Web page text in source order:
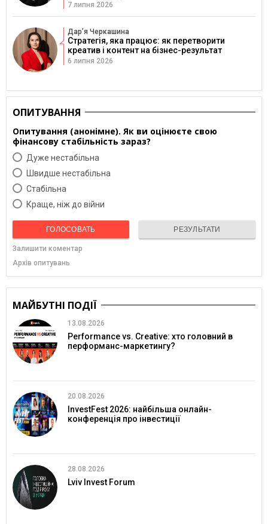
7 липня 2026
Дарʼя Черкашина
Стратегія, яка працює: як перетворити
креатив і контент на бізнес-результат
6 липня 2026
ОПИТУВАННЯ
Опитування (анонімне). Як ви оцінюєте свою
фінансову стабільність зараз?
Дуже нестабільна
Швидше нестабільна
Cтабільна
Краще, ніж до війни
ГОЛОСОВАТЬ РЕЗУЛЬТАТИ
Залишити коментар
Архів опитувань
МАЙБУТНІ ПОДІЇ
13.08.2026
Performance vs. Creative: хто головний в
перформанс-маркетингу?
20.08.2026
InvestFest 2026: найбільша онлайн-
конференція про інвестиції
28.08.2026
Lviv Invest Forum